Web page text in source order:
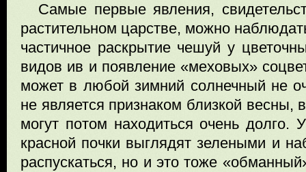
Самые первые явления,
растительном царстве, можно
частичное раскрытие чешуй у
видов ив и появление «меховых»
может в любой зимний солнечный не
не является признаком близкой весны,
могут потом находиться очень долго.
красной почки выглядят зелеными и
распускаться, но и это тоже